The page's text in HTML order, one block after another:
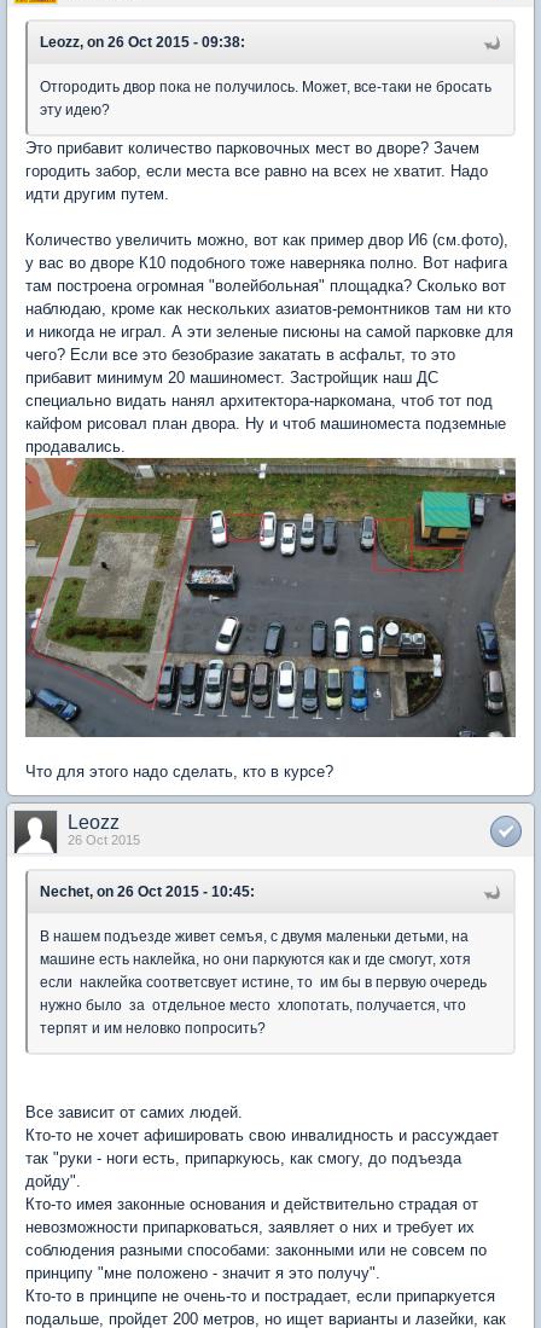
Leozz, on 26 Oct 2015 - 09:38:
Отгородить двор пока не получилось. Может, все-таки не бросать
эту идею?
Это прибавит количество парковочных мест во дворе? Зачем
городить забор, если места все равно на всех не хватит. Надо
идти другим путем.
Количество увеличить можно, вот как пример двор И6 (см.фото),
у вас во дворе К10 подобного тоже наверняка полно. Вот нафига
там построена огромная "волейбольная" площадка? Сколько вот
наблюдаю, кроме как нескольких азиатов-ремонтников там ни кто
и никогда не играл. А эти зеленые писюны на самой парковке для
чего? Если все это безобразие закатать в асфальт, то это
прибавит минимум 20 машиномест. Застройщик наш ДС
специально видать нанял архитектора-наркомана, чтоб тот под
кайфом рисовал план двора. Ну и чтоб машиноместа подземные
продавались.
Что для этого надо сделать, кто в курсе?
Leozz
26 Oct 2015
Nechet, on 26 Oct 2015 - 10:45:
В нашем подъезде живет семъя, с двумя маленьки детьми, на
машине есть наклейка, но они паркуются как и где смогут, хотя
если наклейка соответсвует истине, то им бы в первую очередь
нужно было за отдельное место хлопотать, получается, что
терпят и им неловко попросить?
Все зависит от самих людей.
Кто-то не хочет афишировать свою инвалидность и рассуждает
так "руки - ноги есть, припаркуюсь, как смогу, до подъезда
дойду".
Кто-то имея законные основания и действительно страдая от
невозможности припарковаться, заявляет о них и требует их
соблюдения разными способами: законными или не совсем по
принципу "мне положено - значит я это получу".
Кто-то в принципе не очень-то и пострадает, если припаркуется
подальше, пройдет 200 метров, но ищет варианты и лазейки, как